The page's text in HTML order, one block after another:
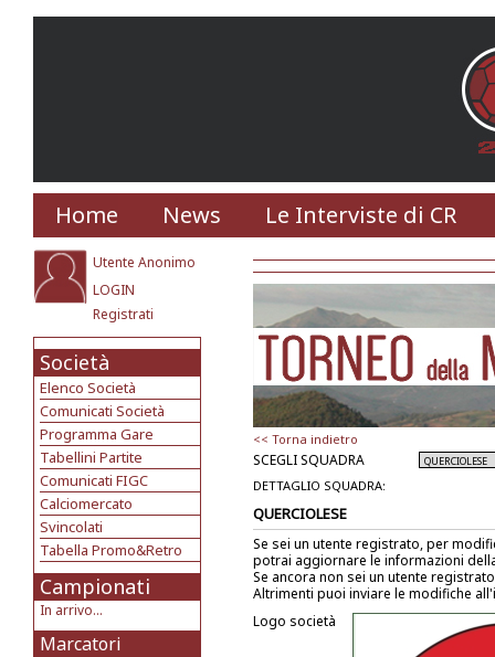
Home News Le Interviste di CR
Utente Anonimo
LOGIN
Registrati
Società
Elenco Società
Comunicati Società
Programma Gare
Tabellini Partite
Comunicati FIGC
Calciomercato
Svincolati
Tabella Promo&Retro
Campionati
In arrivo...
Marcatori
<< Torna indietro
SCEGLI SQUADRA
DETTAGLIO SQUADRA:
QUERCIOLESE
Se sei un utente registrato, per
potrai aggiornare le informazioni
Se ancora non sei un utente
Altrimenti puoi inviare le modifiche
Logo società